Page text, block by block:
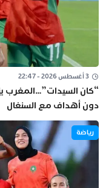
3 أغسطس 2026 - 22:47
“كان السيدات”…المغرب
دون أهداف مع السنغال
رياضة